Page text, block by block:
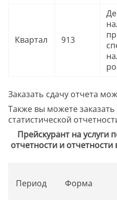
Квартал 913
Заказать сдачу отчета
Также вы можете заказать
статистической
Прейскурант на услуги
отчетности и
Период Форма